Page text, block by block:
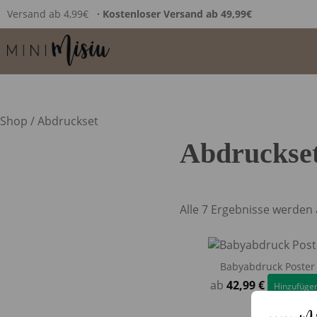
Versand ab 4,99€ ∙ Kostenloser Versand ab 49,99€
Shop / Abdruckset
Alle 7 Ergebnisse werden
Babyabdruck Poster
ab 42,99€